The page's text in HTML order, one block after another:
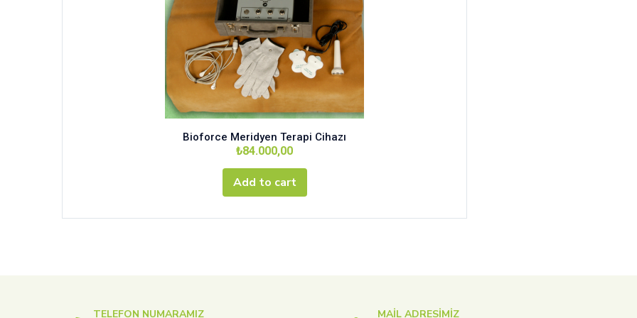
Bioforce Meridyen Terapi Cihazı
₺84.000,00
Add to cart
TELEFON NUMARAMIZ MAIL ADRESIMIZ